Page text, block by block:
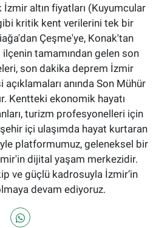
İzmir altın fiyatları (Kuyumcular
kritik kent verilerini tek bir
Çeşme'ye, Konak'tan
ilçenin tamamından gelen son
son dakika deprem İzmir
anında Son Mühür
Kentteki ekonomik hayatı
turizm profesyonelleri için
içi ulaşımda hayat kurtaran
platformumuz, geleneksel bir
dijital yaşam merkezidir.
ve güçlü kadrosuyla İzmir’in
devam ediyoruz.